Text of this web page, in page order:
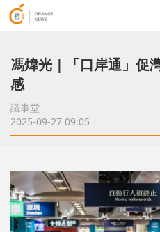
馮煒光｜「口岸通」促
感
議事堂
2025-09-27 09:05